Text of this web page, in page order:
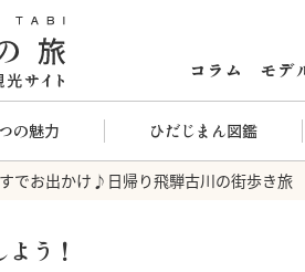
コラム モデ
の魅力 ひだじまん図鑑
でお出かけ♪日帰り飛騨古川の街歩き旅
う！